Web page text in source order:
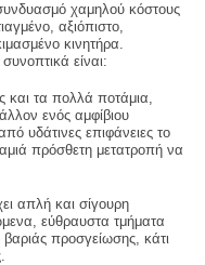
χαμηλού κόστους
αξιόπιστο,
κινητήρα.
είναι:
και τα πολλά ποτάμια,
ενός αμφίβιου
υδάτινες επιφάνειες το
πρόσθετη μετατροπή να
απλή και σίγουρη
εύθραυστα τμήματα
προσγείωσης, κάτι